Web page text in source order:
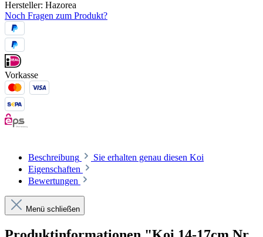
Hersteller: Hazorea
Noch Fragen zum Produkt?
Vorkasse
Beschreibung
Sie erhalten genau diesen Koi
Eigenschaften
Bewertungen
Menü schließen